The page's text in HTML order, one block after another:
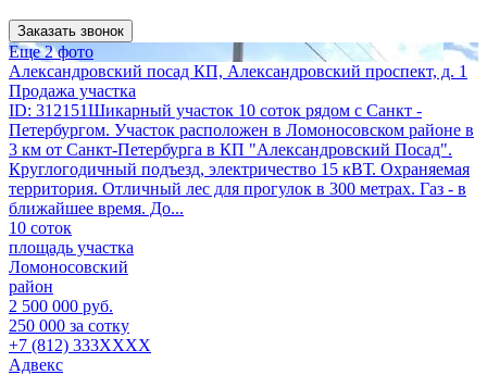
Заказать звонок
Еще 2 фото
Александровский посад КП, Александровский проспект, д. 1
Продажа участка
ID: 312151Шикарный участок 10 соток рядом с Санкт -
Петербургом. Участок расположен в Ломоносовском районе в
3 км от Санкт-Петербурга в КП "Александровский Посад".
Круглогодичный подъезд, электричество 15 кВТ. Охраняемая
территория. Отличный лес для прогулок в 300 метрах. Газ - в
ближайшее время. До...
10 соток
площадь участка
Ломоносовский
район
2 500 000 руб.
250 000 за сотку
+7 (812) 333XXXX
Адвекс